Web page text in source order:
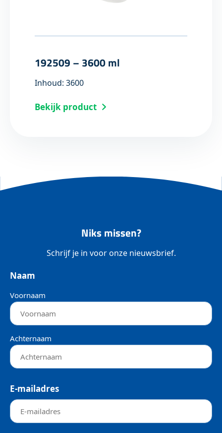
192509 – 3600 ml
Inhoud: 3600
Bekijk product
Niks missen?
Schrijf je in voor onze nieuwsbrief.
Naam
Voornaam
Achternaam
E-mailadres